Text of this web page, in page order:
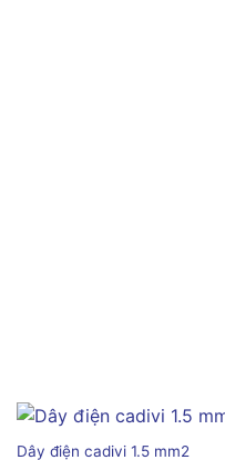
Dây điện cadivi 1.5 mm2